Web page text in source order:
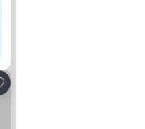
Favoriten hinzufügen